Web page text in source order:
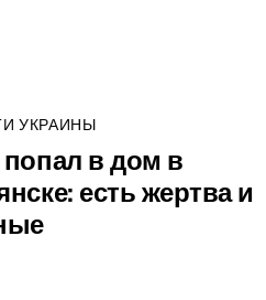
УКРАИНЫ
в дом в
есть жертва и